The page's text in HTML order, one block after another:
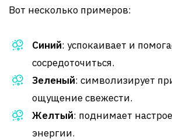
Вот несколько примеров:
Синий: успокаивает и
сосредоточиться.
Зеленый: символизирует
ощущение свежести.
Желтый: поднимает
энергии.